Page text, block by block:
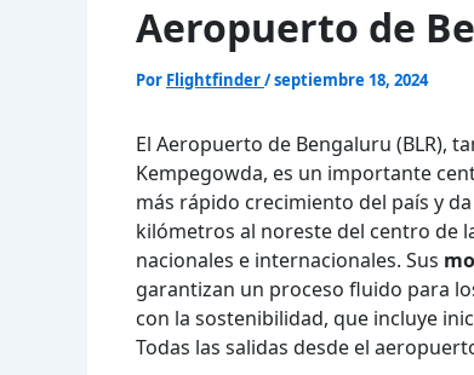
Aeropuerto de
Por Flightfinder/septiembre 18, 2024
El Aeropuerto de Bengaluru (BLR),
Kempegowda, es un importante
más rápido crecimiento del país y
kilómetros al noreste del centro de
nacionales e internacionales. Sus
garantizan un proceso fluido para
con la sostenibilidad, que incluye
Todas las salidas desde el